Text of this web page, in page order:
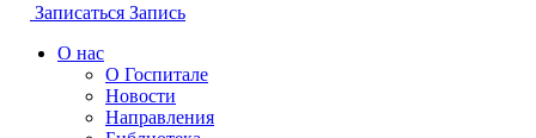
Записаться Запись
О нас
О Госпитале
Новости
Направления